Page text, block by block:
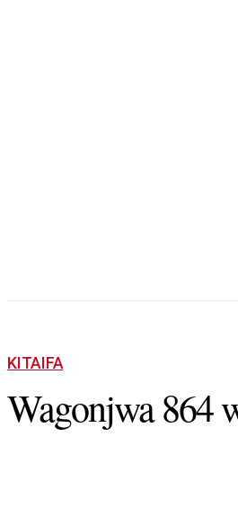
KITAIFA
Wagonjwa 864